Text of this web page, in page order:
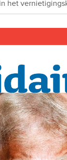
het